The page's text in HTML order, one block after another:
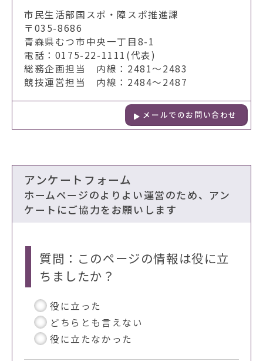
市民生活部国スポ・障スポ推進課
〒035-8686
青森県むつ市中央一丁目8-1
電話：0175-22-1111(代表)
総務企画担当 内線：2481～2483
競技運営担当 内線：2484～2487
メールでのお問い合わせ
アンケートフォーム
ホームページのよりよい運営のため、アン
ケートにご協力をお願いします
質問：このページの情報は役に立
ちましたか？
役に立った
どちらとも言えない
役に立たなかった